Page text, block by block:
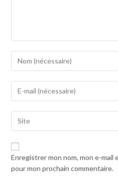
username
to
comment
address
to
comment
votre
site
(facultatif)
Enregistrer mon nom, mon e-
pour mon prochain commentaire.